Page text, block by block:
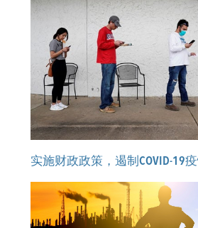
实施财政政策，遏制COVID-19